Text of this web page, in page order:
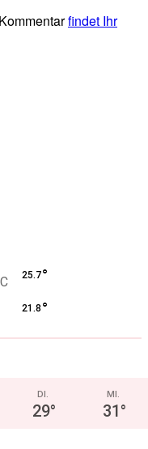
findet Ihr
C 25.7°
21.8 °
DI.
29°
MI.
31°